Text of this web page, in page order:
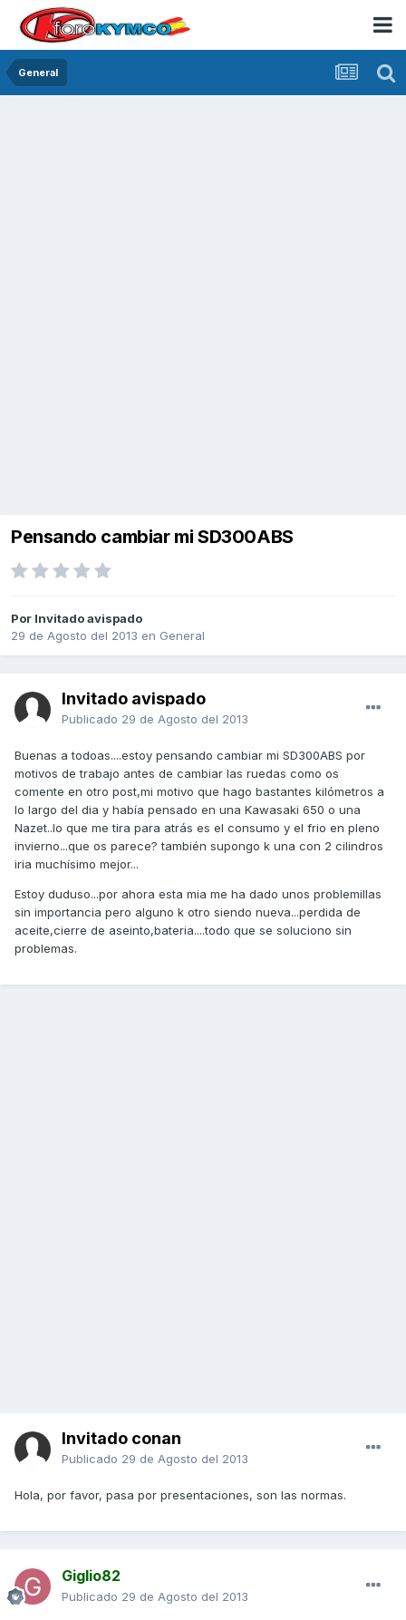
General
Pensando cambiar mi SD300ABS
Por Invitado avispado
29 de Agosto del 2013 en General
Invitado avispado
Publicado 29 de Agosto del 2013
Buenas a todoas....estoy pensando cambiar mi SD300ABS por
motivos de trabajo antes de cambiar las ruedas como os
comente en otro post,mi motivo que hago bastantes kilómetros a
lo largo del dia y había pensado en una Kawasaki 650 o una
Nazet..lo que me tira para atrás es el consumo y el frio en pleno
invierno...que os parece? también supongo k una con 2 cilindros
iria muchísimo mejor...
Estoy duduso...por ahora esta mia me ha dado unos problemillas
sin importancia pero alguno k otro siendo nueva...perdida de
aceite,cierre de aseinto,bateria....todo que se soluciono sin
problemas.
Invitado conan
Publicado 29 de Agosto del 2013
Hola, por favor, pasa por presentaciones, son las normas.
Giglio82
Publicado 29 de Agosto del 2013